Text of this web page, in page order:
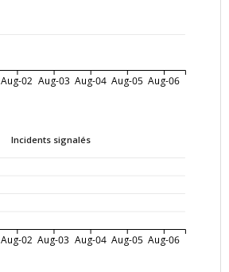
Aug-02 Aug-03 Aug-04 Aug-05 Aug-06
Incidents signalés
Aug-02 Aug-03 Aug-04 Aug-05 Aug-06